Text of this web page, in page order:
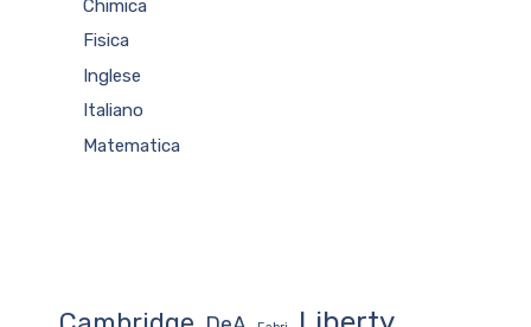
Chimica
Fisica
Inglese
Italiano
Matematica